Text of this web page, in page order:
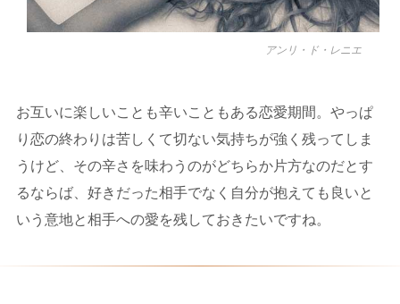
アンリ・ド・レニエ
お互いに楽しいことも辛いこともある恋愛期間。やっぱ
り恋の終わりは苦しくて切ない気持ちが強く残ってしま
うけど、その辛さを味わうのがどちらか片方なのだとす
るならば、好きだった相手でなく自分が抱えても良いと
いう意地と相手への愛を残しておきたいですね。